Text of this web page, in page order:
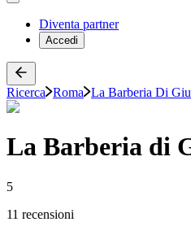
Diventa partner
Accedi
Ricerca Roma La Barberia Di
La Barberia di
5
11 recensioni